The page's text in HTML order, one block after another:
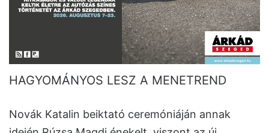
HAGYOMÁNYOS LESZ A MENETREND
Novák Katalin beiktató ceremóniáján annak